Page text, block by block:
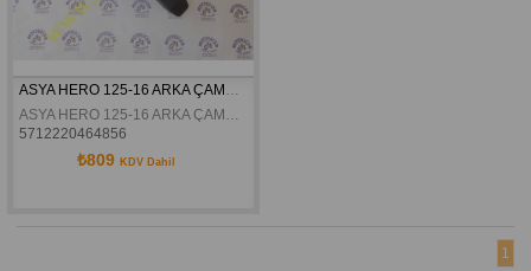
ASYA HERO 125-16 ARKA ÇAMURLUK ORJİNAL
ASYA HERO 125-16 ARKA ÇAMURLUK ORJİNAL
5712220464856
₺809 KDV Dahil
1